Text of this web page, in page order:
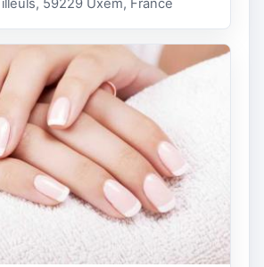
59229 Uxem, France